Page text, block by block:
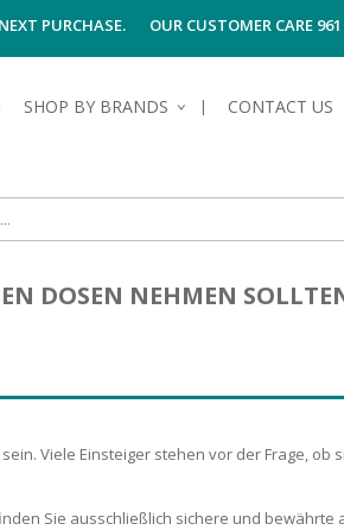
PURCHASE. OUR CUSTOMER CARE
SHOP BY BRANDS CONTACT US
& DOSEN NEHMEN
Viele Einsteiger stehen vor der Frage,
Sie ausschließlich sichere und bewährte